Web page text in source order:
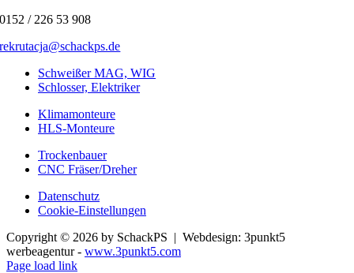
0152 / 226 53 908
rekrutacja@schackps.de
Schweißer MAG, WIG
Schlosser, Elektriker
Klimamonteure
HLS-Monteure
Trockenbauer
CNC Fräser/Dreher
Datenschutz
Cookie-Einstellungen
Copyright © 2026 by SchackPS | Webdesign: 3punkt5
werbeagentur - www.3punkt5.com
Facebook
Page load link